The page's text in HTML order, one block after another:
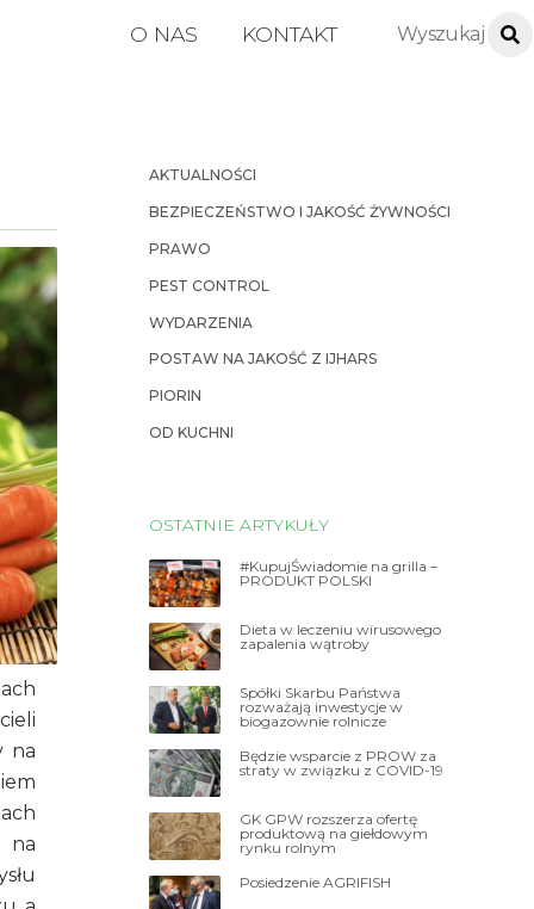
O NAS KONTAKT
na
na
AKTUALNOŚCI
BEZPIECZEŃSTWO I JAKOŚĆ ŻYWNOŚCI
PRAWO
PEST CONTROL
WYDARZENIA
POSTAW NA JAKOŚĆ Z IJHARS
PIORIN
OD KUCHNI
OSTATNIE ARTYKUŁY
#KupujŚwiadomie na grilla –
PRODUKT POLSKI
Dieta w leczeniu wirusowego
zapalenia wątroby
Spółki Skarbu Państwa
rozważają inwestycje w
biogazownie rolnicze
Będzie wsparcie z PROW za
straty w związku z COVID-19
GK GPW rozszerza ofertę
produktową na giełdowym
rynku rolnym
Posiedzenie AGRIFISH